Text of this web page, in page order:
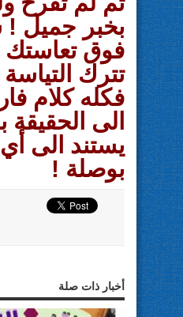
بخبر جميل
فوق
تترك
فكله كلام
الى الحقيقة
يستند الى
بوصلة !
أخبار ذات صلة